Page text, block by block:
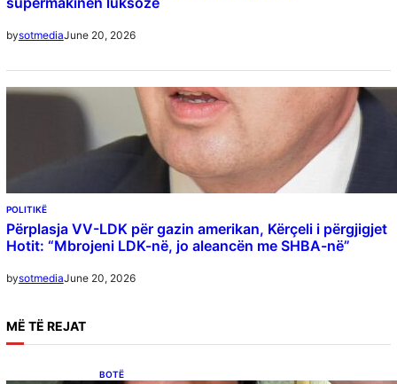
bysotmediaJune 20, 2026
POLITIKË
Përplasja VV-LDK për gazin amerikan, Kërçeli i përgjigjet
Hotit: “Mbrojeni LDK-në, jo aleancën me SHBA-në”
bysotmediaJune 20, 2026
MË TË REJAT
BOTË